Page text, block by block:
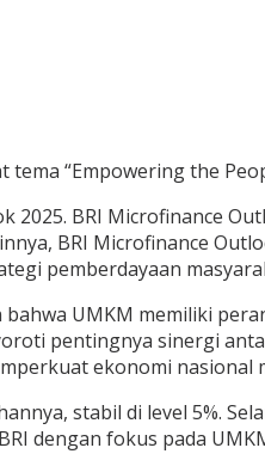
“Empowering the
2025. BRI Microfinance
BRI Microfinance
pemberdayaan
UMKM memiliki
pentingnya sinergi
ekonomi
stabil di level 5%.
dengan fokus pada